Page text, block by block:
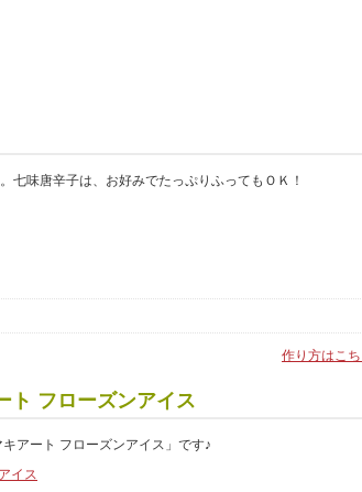
七味唐辛子は、お好みでたっぷりふってもＯＫ！
作り方はこち
ト フローズンアイス
アート フローズンアイス」です♪